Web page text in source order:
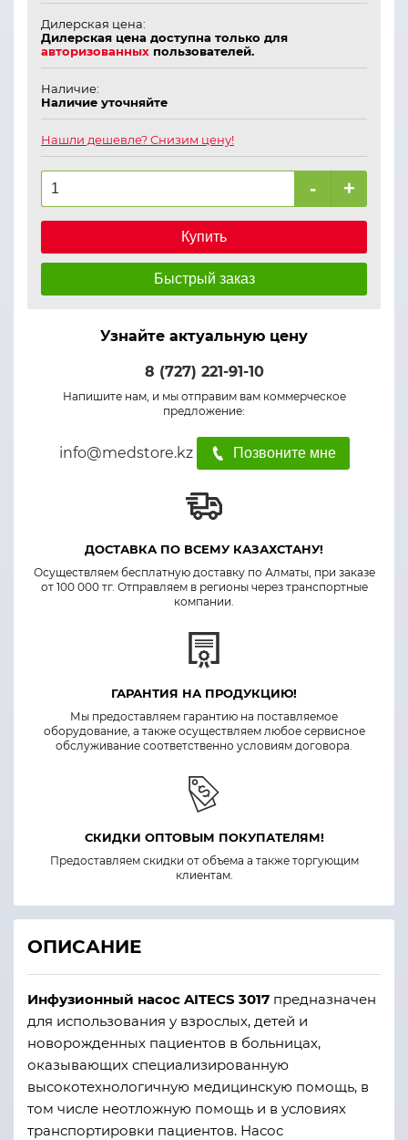
Дилерская цена:
Дилерская цена доступна только для
авторизованных пользователей.
Наличие:
Наличие уточняйте
Нашли дешевле? Снизим цену!
- +
Купить
Быстрый заказ
Узнайте актуальную цену
8 (727) 221-91-10
Напишите нам, и мы отправим вам коммерческое
предложение:
info@medstore.kz Позвоните мне
ДОСТАВКА ПО ВСЕМУ КАЗАХСТАНУ!
Осуществляем бесплатную доставку по Алматы, при заказе
от 100 000 тг. Отправляем в регионы через транспортные
компании.
ГАРАНТИЯ НА ПРОДУКЦИЮ!
Мы предоставляем гарантию на поставляемое
оборудование, а также осуществляем любое сервисное
обслуживание соответственно условиям договора.
СКИДКИ ОПТОВЫМ ПОКУПАТЕЛЯМ!
Предоставляем скидки от объема а также торгующим
клиентам.
ОПИСАНИЕ
Инфузионный насос AITECS 3017 предназначен
для использования у взрослых, детей и
новорожденных пациентов в больницах,
оказывающих специализированную
высокотехнологичную медицинскую помощь, в
том числе неотложную помощь и в условиях
транспортировки пациентов. Насос